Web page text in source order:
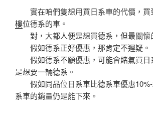
實在咱們隻想用買日系車的代價，買
樓位德系的車。
對，大都人便是想買德系，但最關懷
假如德系正好優惠，那肯定不遲疑。
假如德系不願優惠，可能會賭氣買日
是想要一輛德系。
假如同品位日系車比德系車優惠10%-
系車的銷量仍是能下來。